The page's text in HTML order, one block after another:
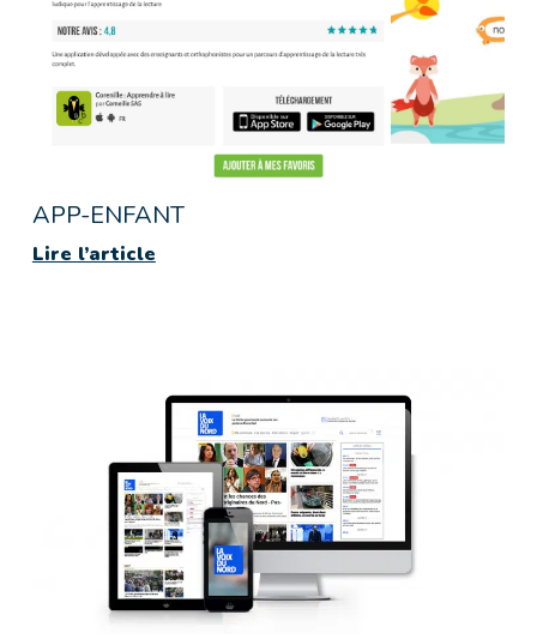
APP-ENFANT
Lire l’article